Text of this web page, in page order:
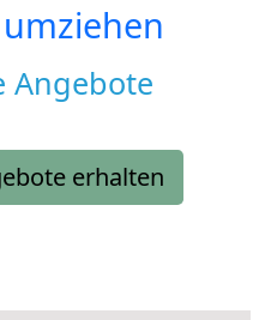
Angebote
erhalten